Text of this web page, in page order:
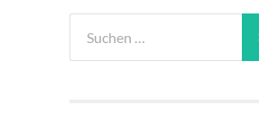
nach: